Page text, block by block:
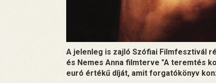
A jelenleg is zajló Szófiai Filmfesztivál
és Nemes Anna filmterve "A teremtés
euró értékű díját, amit forgatókönyv